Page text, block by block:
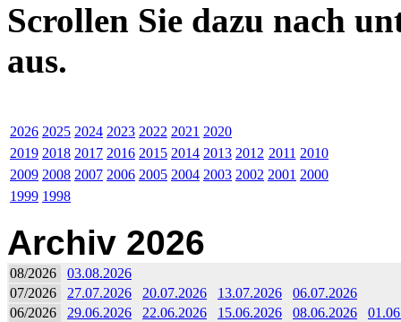
Scrollen Sie dazu nach
aus.
2026 2025 2024 2023 2022 2021 2020
2019 2018 2017 2016 2015 2014 2013 2012 2011 2010
2009 2008 2007 2006 2005 2004 2003 2002 2001 2000
1999 1998
Archiv 2026
08/2026
03.08.2026
07/2026
27.07.2026 20.07.2026 13.07.2026
06.07.2026
06/2026
29.06.2026 22.06.2026 15.06.2026 08.06.2026